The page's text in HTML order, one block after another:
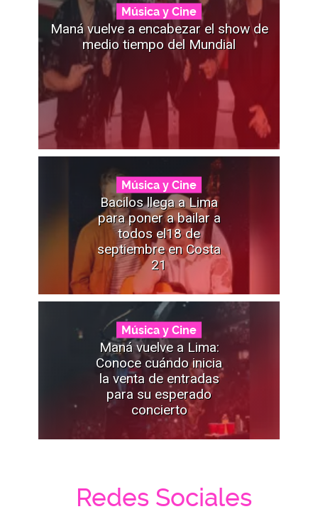
Música y Cine
Maná vuelve a encabezar el show de
medio tiempo del Mundial
Música y Cine
Bacilos llega a Lima
para poner a bailar a
todos el18 de
septiembre en Costa
21
Música y Cine
Maná vuelve a Lima:
Conoce cuándo inicia
la venta de entradas
para su esperado
concierto
Redes Sociales